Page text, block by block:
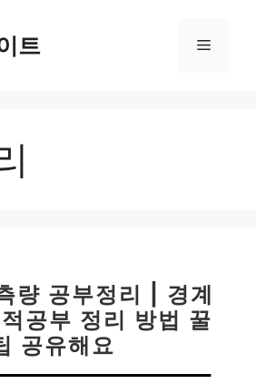
트 메
량 공부정리 | 경계
공부 정리 방법 꿀
공유해요